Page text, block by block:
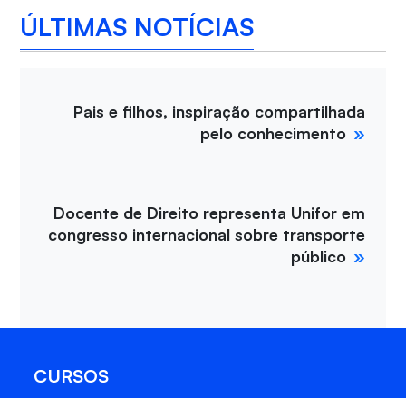
ÚLTIMAS NOTÍCIAS
Pais e filhos, inspiração compartilhada
pelo conhecimento
Docente de Direito representa Unifor em
congresso internacional sobre transporte
público
CURSOS